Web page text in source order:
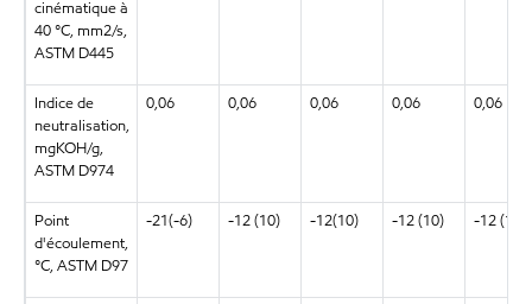
cinématique à
40 °C, mm2/s,
ASTM D445
Indice de
neutralisation,
mgKOH/g,
ASTM D974
0,06 0,06 0,06 0,06 0,06
Point
d'écoulement,
°C, ASTM D97
-21(-6) -12 (10) -12(10) -12 (10) -12 (10)